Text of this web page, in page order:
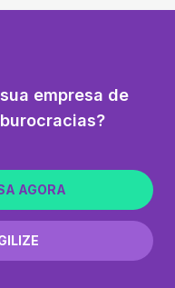
empresa de
AGORA